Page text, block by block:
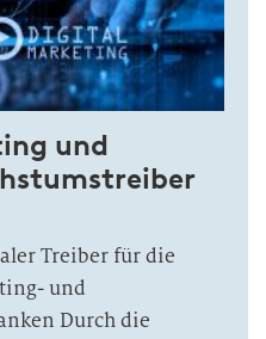
und
Treiber für die
und
Durch die